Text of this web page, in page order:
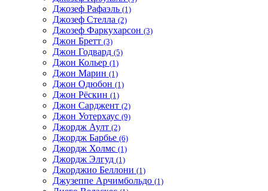
Джозеф Рафаэль (1)
Джозеф Стелла (2)
Джозеф Фаркухарсон (3)
Джон Бретт (3)
Джон Годвард (5)
Джон Кольер (1)
Джон Марин (1)
Джон Одюбон (1)
Джон Рёскин (1)
Джон Сарджент (2)
Джон Уотерхаус (9)
Джордж Аулт (2)
Джордж Барбье (6)
Джордж Холмс (1)
Джордж Элгуд (1)
Джорджио Беллони (1)
Джузеппе Арчимбольдо (1)